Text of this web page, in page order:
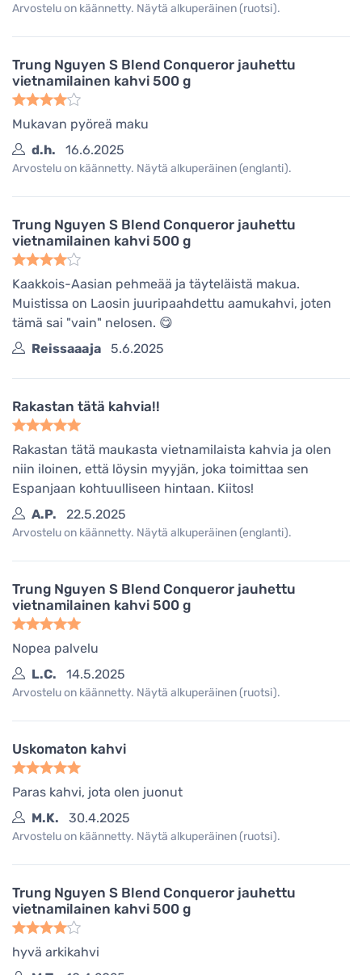
Arvostelu on käännetty. Näytä alkuperäinen (ruotsi).
Trung Nguyen S Blend Conqueror jauhettu
vietnamilainen kahvi 500 g
Mukavan pyöreä maku
d.h.
16.6.2025
Arvostelu on käännetty. Näytä alkuperäinen (englanti).
Trung Nguyen S Blend Conqueror jauhettu
vietnamilainen kahvi 500 g
Kaakkois-Aasian pehmeää ja täyteläistä makua.
Muistissa on Laosin juuripaahdettu aamukahvi, joten
tämä sai "vain" nelosen. 😋
Reissaaaja
5.6.2025
Rakastan tätä kahvia!!
Rakastan tätä maukasta vietnamilaista kahvia ja olen
niin iloinen, että löysin myyjän, joka toimittaa sen
Espanjaan kohtuulliseen hintaan. Kiitos!
A.P.
22.5.2025
Arvostelu on käännetty. Näytä alkuperäinen (englanti).
Trung Nguyen S Blend Conqueror jauhettu
vietnamilainen kahvi 500 g
Nopea palvelu
L.C.
14.5.2025
Arvostelu on käännetty. Näytä alkuperäinen (ruotsi).
Uskomaton kahvi
Paras kahvi, jota olen juonut
M.K.
30.4.2025
Arvostelu on käännetty. Näytä alkuperäinen (ruotsi).
Trung Nguyen S Blend Conqueror jauhettu
vietnamilainen kahvi 500 g
hyvä arkikahvi